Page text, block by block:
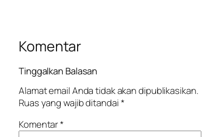
Komentar
Tinggalkan Balasan
Alamat email Anda tidak akan dipublikasikan.
Ruas yang wajib ditandai*
Komentar*